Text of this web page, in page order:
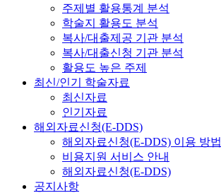
주제별 활용통계 분석
학술지 활용도 분석
복사/대출제공 기관 분석
복사/대출신청 기관 분석
활용도 높은 주제
최신/인기 학술자료
최신자료
인기자료
해외자료신청(E-DDS)
해외자료신청(E-DDS) 이용 방법
비용지원 서비스 안내
해외자료신청(E-DDS)
공지사항